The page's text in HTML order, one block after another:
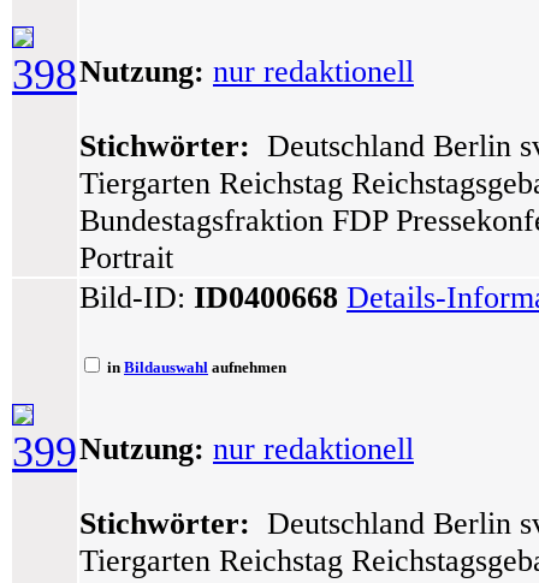
398Nutzung: nur redaktionell
Stichwörter: Deutschland Berlin
Tiergarten Reichstag
Bundestagsfraktion FDP
Portrait
399
Bild-ID: ID0400668 Details-
in Bildauswahl aufnehmen
Nutzung: nur redaktionell
Stichwörter: Deutschland Berlin
Tiergarten Reichstag